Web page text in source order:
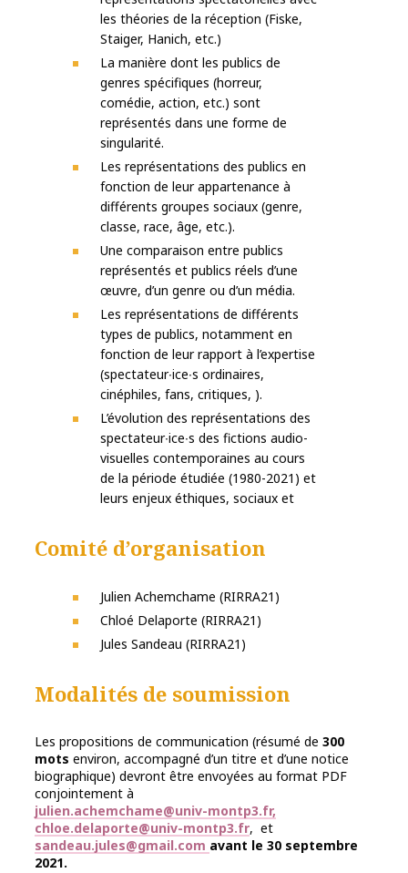
les théories de la réception (Fiske,
Staiger, Hanich, etc.)
La manière dont les publics de
genres spécifiques (horreur,
comédie, action, etc.) sont
représentés dans une forme de
singularité.
Les représentations des publics en
fonction de leur appartenance à
différents groupes sociaux (genre,
classe, race, âge, etc.).
Une comparaison entre publics
représentés et publics réels d’une
œuvre, d’un genre ou d’un média.
Les représentations de différents
types de publics, notamment en
fonction de leur rapport à l’expertise
(spectateur∙ice∙s ordinaires,
cinéphiles, fans, critiques, ).
L’évolution des représentations des
spectateur∙ice∙s des fictions audio-
visuelles contemporaines au cours
de la période étudiée (1980-2021) et
leurs enjeux éthiques, sociaux et
Comité d’organisation
Julien Achemchame (RIRRA21)
Chloé Delaporte (RIRRA21)
Jules Sandeau (RIRRA21)
Modalités de soumission
Les propositions de communication (résumé de 300
mots environ, accompagné d’un titre et d’une notice
biographique) devront être envoyées au format PDF
conjointement à
julien.achemchame@univ-montp3.fr,
chloe.delaporte@univ-montp3.fr, et
sandeau.jules@gmail.com avant le 30 septembre
2021.